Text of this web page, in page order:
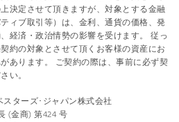
決定させて頂きますが、対象とする金融
ィブ取引等）は、金利、通貨の価格、発
経済・政治情勢の影響を受けます。 従っ
約の対象とさせて頂くお客様の資産にお
あります。 ご契約の際は、事前に必ず契
い。
ターズ･ジャパン株式会社
(金商) 第424 号